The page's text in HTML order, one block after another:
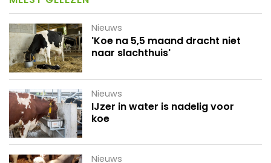
Nieuws
'Koe na 5,5 maand dracht niet
naar slachthuis'
Nieuws
IJzer in water is nadelig voor
koe
Nieuws